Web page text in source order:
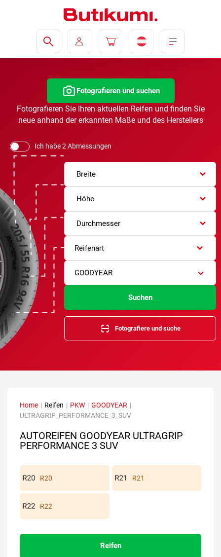
Fotografieren und suchen
Fotografieren Sie Ihren aktuellen Reifen und finden Sie
neue anhand der erkannten Maße und des Herstellers
Ich habe 2 Abmessungen
Breite
Höhe
Durchmesser
Reifenart
GOODYEAR
Suchen
Fotografiere und suche
Home | Reifen | PKW | GOODYEAR |
ULTRAGRIP_PERFORMANCE_3_SUV
AUTOREIFEN GOODYEAR ULTRAGRIP
PERFORMANCE 3 SUV
R20 R21
R22
Reifen